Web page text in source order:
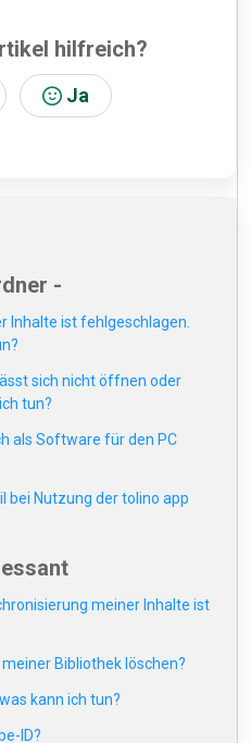
hilfreich?
Ja
-
Inhalte ist fehlgeschlagen.
sich nicht öffnen oder
tun?
als Software für den PC
bei Nutzung der tolino app
meiner Inhalte ist
Bibliothek löschen?
kann ich tun?
ID?